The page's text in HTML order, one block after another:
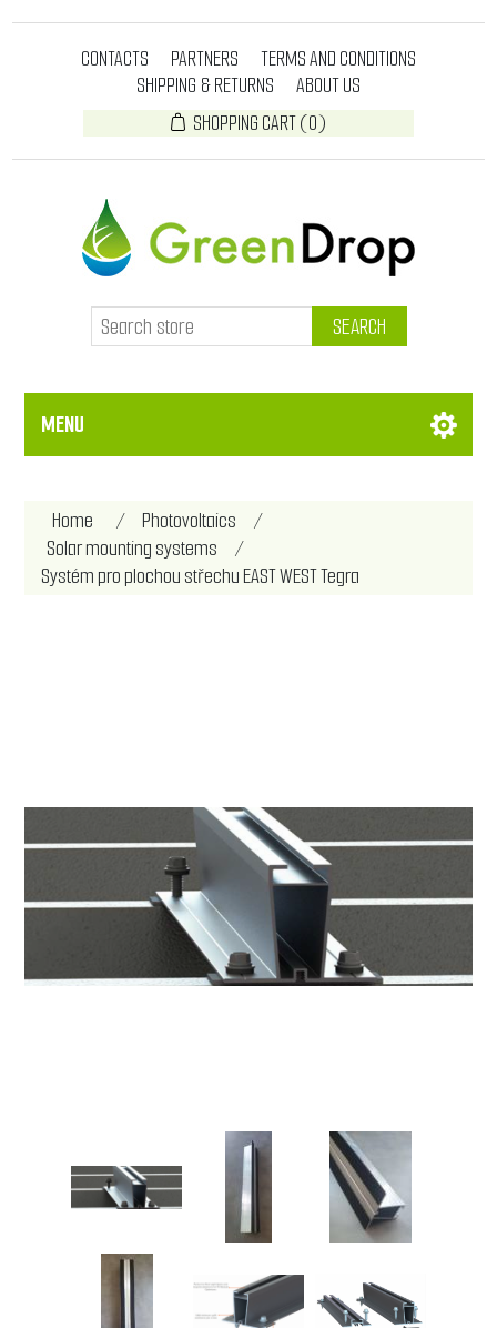
CONTACTS PARTNERS
TERMS AND CONDITIONS
SHIPPING & RETURNS
ABOUT US
SHOPPING CART(0)
SEARCH
MENU
Home / Photovoltaics
/
Solar mounting systems
/
Systém pro plochou střechu EAST WEST Tegra